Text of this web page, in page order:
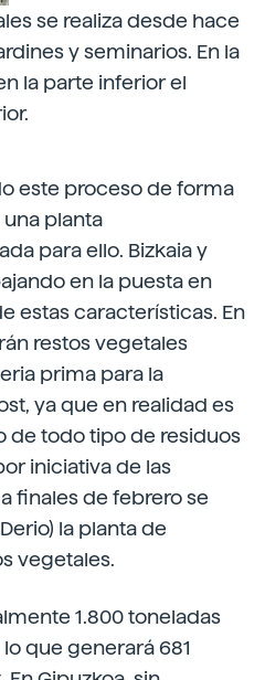
se realiza desde hace
y seminarios. En la
la parte inferior el
este proceso de forma
planta
para ello. Bizkaia y
en la puesta en
estas características. En
restos vegetales
prima para la
ya que en realidad es
de todo tipo de residuos
iniciativa de las
finales de febrero se
la planta de
vegetales.
1.800 toneladas
que generará 681